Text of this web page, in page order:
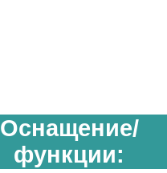
Оснащение/
функции: